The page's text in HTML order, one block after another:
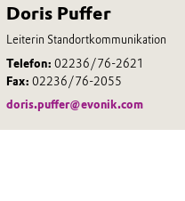
Doris Puffer
Leiterin Standortkommunikation
Telefon: 02236/76-2621
Fax: 02236/76-2055
doris.puffer@evonik.com